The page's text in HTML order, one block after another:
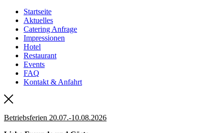
Startseite
Aktuelles
Catering Anfrage
Impressionen
Hotel
Restaurant
Events
FAQ
Kontakt & Anfahrt
Betriebsferien 20.07.-10.08.2026